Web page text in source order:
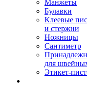
Манжеты
Булавки
Клеевые
и стержни
Ножницы
Сантиметр
для
Этикет-